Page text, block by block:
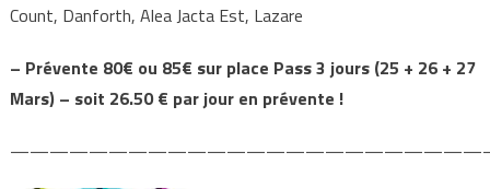
Count, Danforth, Alea Jacta Est, Lazare
– Prévente 80€ ou 85€ sur place Pass 3 jours (25 + 26 + 27
Mars) – soit 26.50 € par jour en prévente !